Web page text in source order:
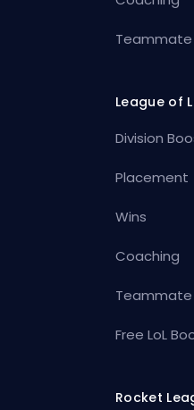
Teammate
League of
Division
Placement
Wins
Coaching
Teammate
Free LoL
Rocket